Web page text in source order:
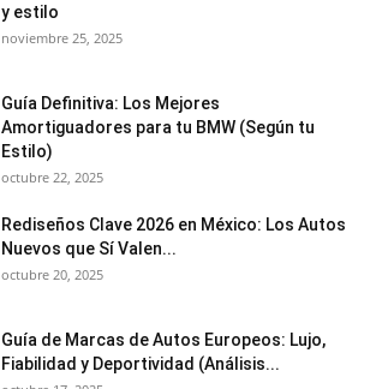
y estilo
noviembre 25, 2025
Guía Definitiva: Los Mejores
Amortiguadores para tu BMW (Según tu
Estilo)
octubre 22, 2025
Rediseños Clave 2026 en México: Los Autos
Nuevos que Sí Valen...
octubre 20, 2025
Guía de Marcas de Autos Europeos: Lujo,
Fiabilidad y Deportividad (Análisis...